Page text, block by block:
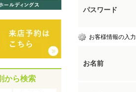
パスワード
お客様情報の入力
お名前
から検索